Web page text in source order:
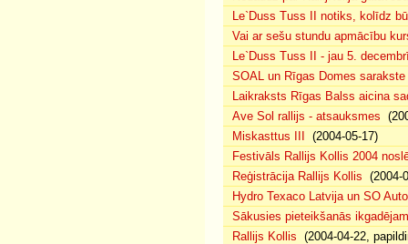
Le`Duss Tuss II notiks, kolīdz
Vai ar sešu stundu apmācību
Le`Duss Tuss II - jau 5.
SOAL un Rīgas Domes
Laikraksts Rīgas Balss aicina
Ave Sol rallijs - atsauksmes
Miskasttus III
(2004-05-17)
Festivāls Rallijs Kollis 2004
Reģistrācija Rallijs Kollis (2004-
Hydro Texaco Latvija un SO
Sākusies pieteikšanās
Rallijs Kollis (2004-04-22,